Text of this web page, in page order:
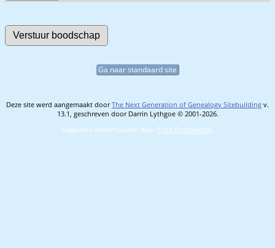
Ga naar standaard site
Deze site werd aangemaakt doorThe Next Generation of Genealogy Sitebuilding v.
13.1, geschreven door Darrin Lythgoe © 2001-2026.
Gegevens onderhouden door Thea Onderwater.